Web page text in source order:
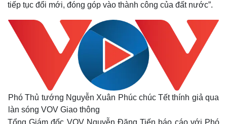
Kinh tế
Bất động sản
Khởi nghiệp
Thị trường
Giá vàng
Tiêu dùng
Chứng khoán
Giá cà phê
tiếp tục đổi mới, đóng góp vào thành công của đất nước”.
Phó Thủ tướng Nguyễn Xuân Phúc chúc Tết thính giả qua
làn sóng VOV Giao thông
Tổng Giám đốc VOV Nguyễn Đăng Tiến báo cáo với Phó